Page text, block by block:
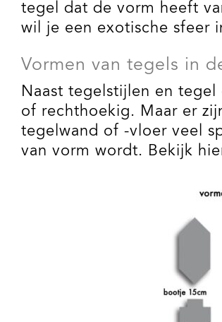
tegel dat de vorm heeft
wil je een exotische sfeer
Vormen van tegels in
Naast tegelstijlen en
of rechthoekig. Maar er
tegelwand of -vloer veel
van vorm wordt. Bekijk